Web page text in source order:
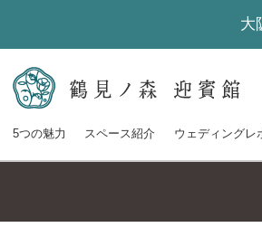
大
5つの魅力 スペース紹介 ウェディングレ